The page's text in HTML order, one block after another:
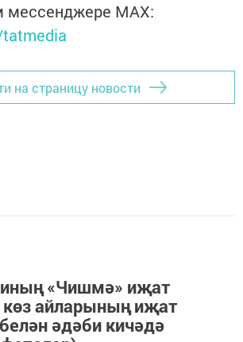
мессенджере MАХ:
на страницу новости
«Чишмә» иҗат
айларының иҗат
әдәби кичәдә